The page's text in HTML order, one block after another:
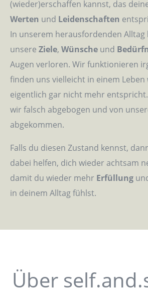
(wieder)erschaffen kannst, das
Werten und Leidenschaften
In unserem herausfordenden
unsere Ziele, Wünsche und
Augen verloren. Wir funktionieren
finden uns vielleicht in einem Leben
eigentlich gar nicht mehr
wir falsch abgebogen und von
abgekommen.
Falls du diesen Zustand kennst,
dabei helfen, dich wieder achtsam
damit du wieder mehr Erfüllung
in deinem Alltag fühlst.
Über